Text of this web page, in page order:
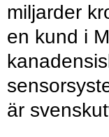
miljarder
en kund i
är